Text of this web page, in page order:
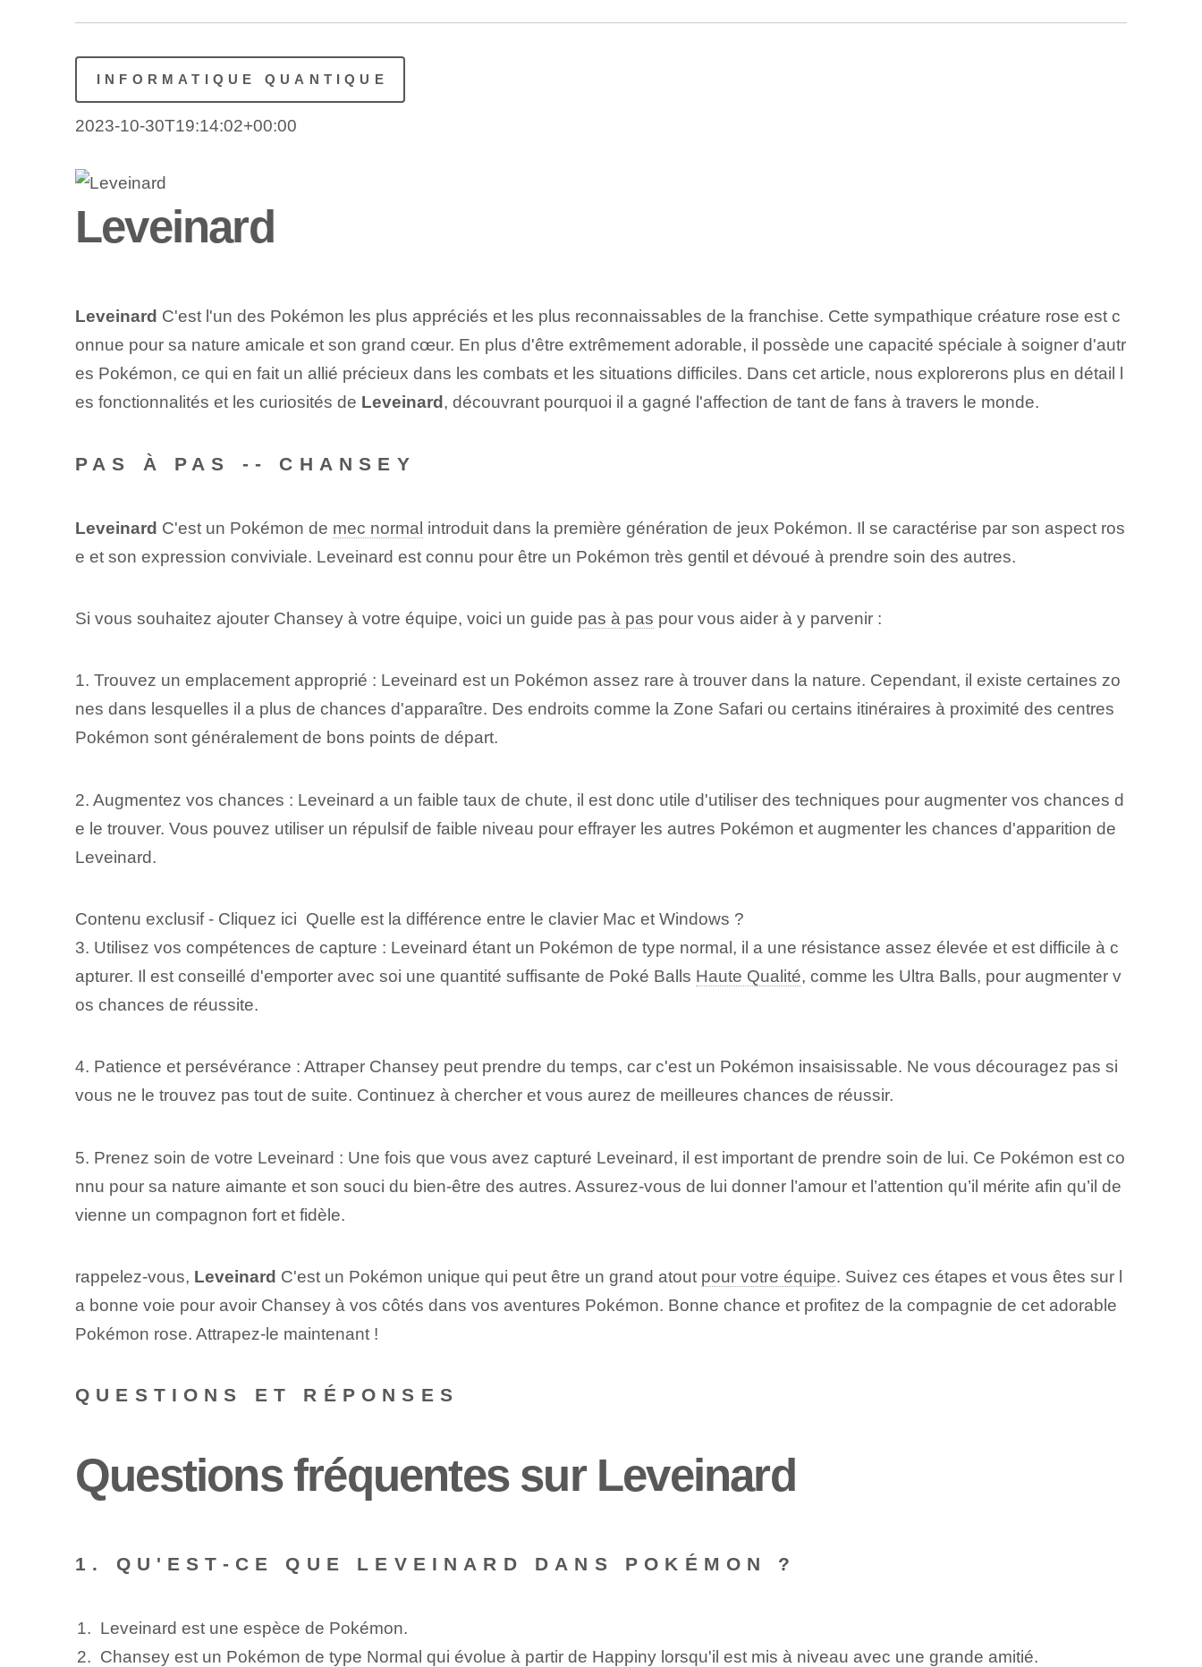
INFORMATIQUE QUANTIQUE
2023-10-30T19:14:02+00:00
Leveinard
Leveinard C'est l'un des Pokémon les plus appréciés et les plus reconnaissables de la franchise. Cette sympathique créature rose est c
onnue pour sa nature amicale et son grand cœur. En plus d'être extrêmement adorable, il possède une capacité spéciale à soigner d'autr
es Pokémon, ce qui en fait un allié précieux dans les combats et les situations difficiles. Dans cet article, nous explorerons plus en détail l
es fonctionnalités et les curiosités de Leveinard , découvrant pourquoi il a gagné l'affection de tant de fans à travers le monde.
PAS À PAS -- CHANSEY
Leveinard C'est un Pokémon de mec normal introduit dans la première génération de jeux Pokémon. Il se caractérise par son aspect ros
e et son expression conviviale. Leveinard est connu pour être un Pokémon très gentil et dévoué à prendre soin des autres.
Si vous souhaitez ajouter Chansey à votre équipe, voici un guide pas à pas pour vous aider à y parvenir :
1. Trouvez un emplacement approprié : Leveinard est un Pokémon assez rare à trouver dans la nature. Cependant, il existe certaines zo
nes dans lesquelles il a plus de chances d'apparaître. Des endroits comme la Zone Safari ou certains itinéraires à proximité des centres
Pokémon sont généralement de bons points de départ.
2. Augmentez vos chances : Leveinard a un faible taux de chute, il est donc utile d'utiliser des techniques pour augmenter vos chances d
e le trouver. Vous pouvez utiliser un répulsif de faible niveau pour effrayer les autres Pokémon et augmenter les chances d'apparition de
Leveinard.
Contenu exclusif - Cliquez ici Quelle est la différence entre le clavier Mac et Windows ?
3. Utilisez vos compétences de capture : Leveinard étant un Pokémon de type normal, il a une résistance assez élevée et est difficile à c
apturer. Il est conseillé d'emporter avec soi une quantité suffisante de Poké Balls Haute Qualité, comme les Ultra Balls, pour augmenter v
os chances de réussite.
4. Patience et persévérance : Attraper Chansey peut prendre du temps, car c'est un Pokémon insaisissable. Ne vous découragez pas si
vous ne le trouvez pas tout de suite. Continuez à chercher et vous aurez de meilleures chances de réussir.
5. Prenez soin de votre Leveinard : Une fois que vous avez capturé Leveinard, il est important de prendre soin de lui. Ce Pokémon est co
nnu pour sa nature aimante et son souci du bien-être des autres. Assurez-vous de lui donner l’amour et l’attention qu’il mérite afin qu’il de
vienne un compagnon fort et fidèle.
rappelez-vous, Leveinard C'est un Pokémon unique qui peut être un grand atout pour votre équipe. Suivez ces étapes et vous êtes sur l
a bonne voie pour avoir Chansey à vos côtés dans vos aventures Pokémon. Bonne chance et profitez de la compagnie de cet adorable
Pokémon rose. Attrapez-le maintenant !
QUESTIONS ET RÉPONSES
Questions fréquentes sur Leveinard
1. QU'EST-CE QUE LEVEINARD DANS POKÉMON ?
Leveinard est une espèce de Pokémon.
Chansey est un Pokémon de type Normal qui évolue à partir de Happiny lorsqu'il est mis à niveau avec une grande amitié.